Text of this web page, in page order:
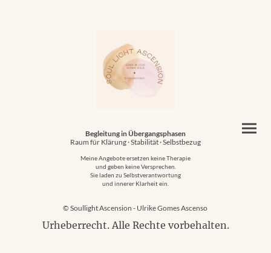
Begleitung in Übergangsphasen
Raum für Klärung · Stabilität · Selbstbezug
Meine Angebote ersetzen keine Therapie
und geben keine Versprechen.
Sie laden zu Selbstverantwortung
und innerer Klarheit ein.
© Soullight Ascension - Ulrike Gomes Ascenso
Urheberrecht. Alle Rechte vorbehalten.